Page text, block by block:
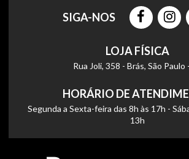
SIGA-NOS
LOJA FÍSICA
Rua Joli, 358 - Brás, São Paulo
HORÁRIO DE
Segunda a Sexta-feira das 8h às 17h -
13h